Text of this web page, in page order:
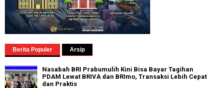
Berita Populer Arsip
Nasabah BRI Prabumulih Kini Bisa Bayar Tagihan
PDAM Lewat BRIVA dan BRImo, Transaksi Lebih Cepat
dan Praktis